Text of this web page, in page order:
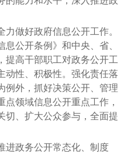
做好政府信息公开工作。
公开条例》和中央、省、
提高干部职工对政务公开工
动性、积极性。强化责任落
例外，抓好决策公开、管理
领域信息公开重点工作，
切、扩大公众参与，全面提
政务公开常态化、制度